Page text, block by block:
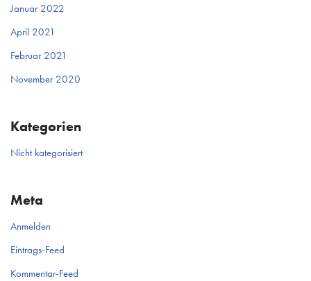
Januar 2022
April 2021
Februar 2021
November 2020
Kategorien
Nicht kategorisiert
Meta
Anmelden
Eintrags-Feed
Kommentar-Feed